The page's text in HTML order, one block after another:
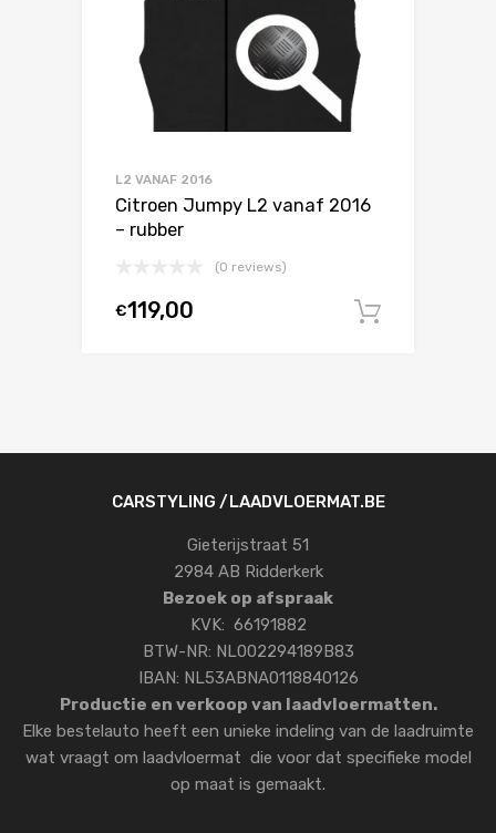
L2 VANAF 2016
Citroen Jumpy L2 vanaf 2016
– rubber
(0 reviews)
€119,00
CARSTYLING /LAADVLOERMAT.BE
Gieterijstraat 51
2984 AB Ridderkerk
Bezoek op afspraak
KVK: 66191882
BTW-NR: NL002294189B83
IBAN: NL53ABNA0118840126
Productie en verkoop van laadvloermatten.
Elke bestelauto heeft een unieke indeling van de laadruimte
wat vraagt om laadvloermat die voor dat specifieke model
op maat is gemaakt.